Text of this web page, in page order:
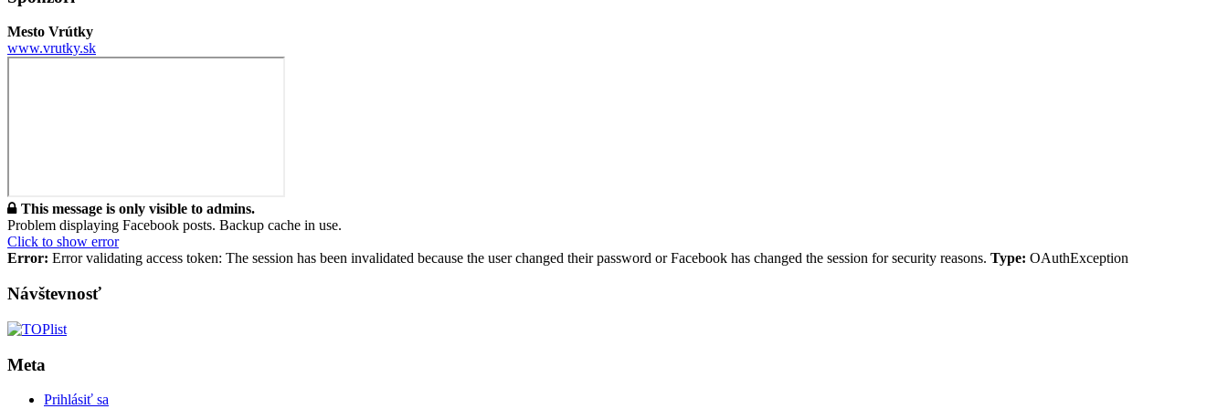
Mesto Vrútky
www.vrutky.sk
This message is only visible to admins.
Problem displaying Facebook posts. Backup cache in use.
Click to show error
Error: Error validating access token: The session has been invalidated because the user changed their password or Facebook has changed the session for security reasons. Type: OAuthException
Návštevnosť
Meta
Prihlásiť sa